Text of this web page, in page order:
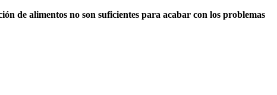
de alimentos no son suficientes para acabar con los problemas